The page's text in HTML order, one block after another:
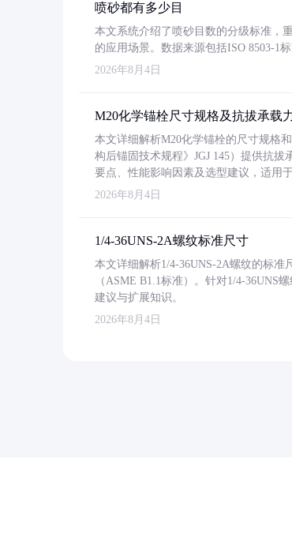
喷砂都有多少目
本文系统介绍了喷砂目数的分级标准，
的应用场景。数据来源包括ISO 8503-1
2026年8月4日
M20化学锚栓尺寸规格及抗拔承载
本文详细解析M20化学锚栓的尺寸规格
构后锚固技术规程》JGJ 145）提供抗
要点、性能影响因素及选型建议，适用
2026年8月4日
1/4-36UNS-2A螺纹标准尺寸
本文详细解析1/4-36UNS-2A螺纹的标
（ASME B1.1标准）。针对1/4-
建议与扩展知识。
2026年8月4日